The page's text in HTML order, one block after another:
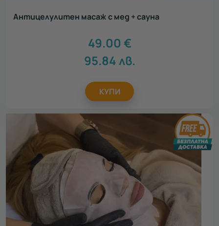
Антицелулитен масаж с мед + сауна
49.00 €
95.84лв.
КУПИ